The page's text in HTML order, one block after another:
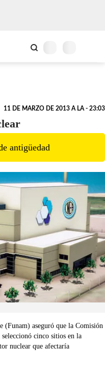
11 DE MARZO DE 2013 A LA - 23:03
antigüedad
(Funam) aseguró que la Comisión
cinco sitios en la
nuclear que afectaría